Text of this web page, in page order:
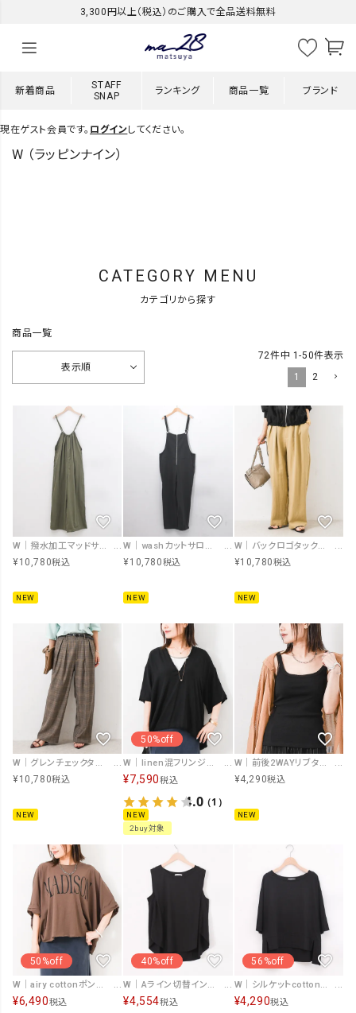
3,300円以上（税込）のご購入で全品送料無料
新着商品
STAFF
SNAP
ランキング 商品一覧 ブランド
現在ゲスト会員です。 ログインしてください。
W （ラッピンナイン）
CATEGORY MENU
カテゴリから探す
商品一覧
表示順
72件中 1-50件表示
1
2
¥10,780税込
NEW
¥10,780税込
NEW
W｜バックロゴタックパンツ [[IZK26059]][F]
¥10,780税込
NEW
W｜グレンチェックタックパンツ [[IZK26045-3]][F]
¥10,780税込
NEW
50%off
W｜linen混フリンジ深Vプルオーバー [[IZK26052]][F]
¥7,590税込
4.0（1）
NEW
2buy対象
W｜前後2WAYリブタンク [[IZK26043]][F]
¥4,290税込
NEW
50%off
W｜airy cottonポンチョカットソー [[IZK26047]][F]
¥6,490税込
40%off
W｜Aライン切替インナー [[IZK26038-無地]][F]
¥4,554税込
56%off
W｜シルケットcottonカットソー [[IZK26035-無地]][F]
¥4,290税込